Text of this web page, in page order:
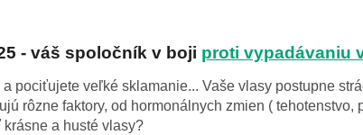
- váš spoločník v boji proti vypadávaniu
pociťujete veľké sklamanie... Vaše vlasy postupne
rôzne faktory, od hormonálnych zmien ( tehotenstvo,
a husté vlasy?